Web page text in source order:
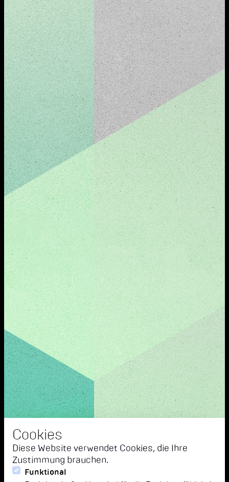
Cookies
Diese Website verwendet Cookies, die Ihre
Zustimmung brauchen.
Funktional